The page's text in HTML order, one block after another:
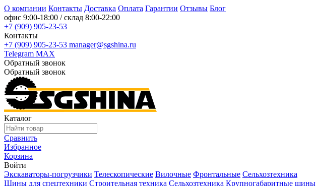
О компании Контакты Доставка Оплата Гарантии Отзывы Блог
офис 9:00-18:00 / склад 8:00-22:00
+7 (909) 905-23-53
Контакты
+7 (909) 905-23-53 manager@sgshina.ru
Telegram MAX
Обратный звонок
Обратный звонок
Каталог
Сравнить
Избранное
Корзина
Войти
Экскаваторы-погрузчики Телескопические Вилочные Фронтальные Сельхозтехника
Шины для спецтехники Строительная техника Сельхозтехника Крупногабаритные шины